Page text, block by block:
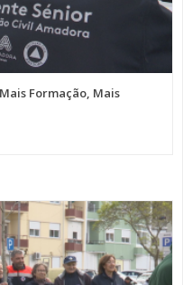
Formação, Mais